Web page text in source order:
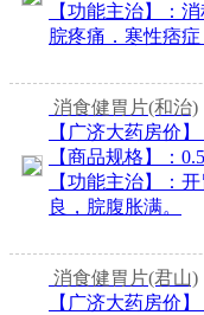
【功能主治】： 消
脘疼痛．寒性痞症
消食健胃片(和治)
【广济大药房价】
【商品规格】：
【功能主治】： 开
良，脘腹胀满。
消食健胃片(君山)
【广济大药房价】